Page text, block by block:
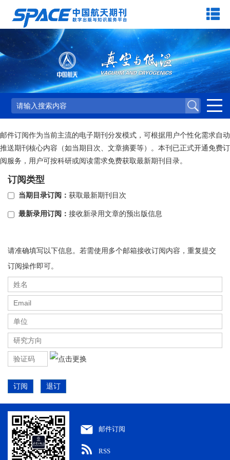
邮件订阅作为当前主流的电子期刊分发模式，可根据用户个性化需求自动
推送期刊核心内容（如当期目次、文章摘要等）。本刊已正式开通免费订
阅服务，用户可按科研或阅读需求免费获取最新期刊目录。
订阅类型
当期目录订阅： 获取最新期刊目次
最新录用订阅： 接收新录用文章的预出版信息
请准确填写以下信息。若需使用多个邮箱接收订阅内容，重复提交
订阅操作即可。
订阅 退订
邮件订阅
RSS